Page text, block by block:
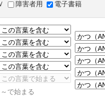
障害者用 電子書籍
～で始まる